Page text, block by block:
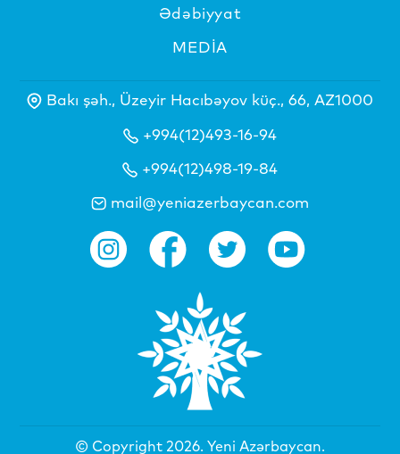
Ədəbiyyat
MEDİA
Bakı şəh., Üzeyir Hacıbəyov küç., 66, AZ1000
+994(12)493-16-94
+994(12)498-19-84
mail@yeniazerbaycan.com
© Copyright 2026. Yeni Azərbaycan.